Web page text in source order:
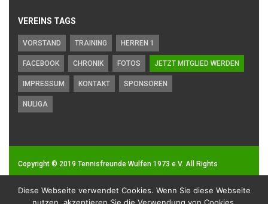
VEREINS TAGS
VORSTAND TRAINING HERREN 1
FACEBOOK CHRONIK FOTOS JETZT MITGLIED WERDEN
IMPRESSUM KONTAKT SPONSOREN
NULIGA
Copyright © 2019 Tennisfreunde Wulfen 1973 e.V. All Rights
Impressum| Datenschutz
Diese Webseite verwendet Cookies. Wenn Sie diese Webseite